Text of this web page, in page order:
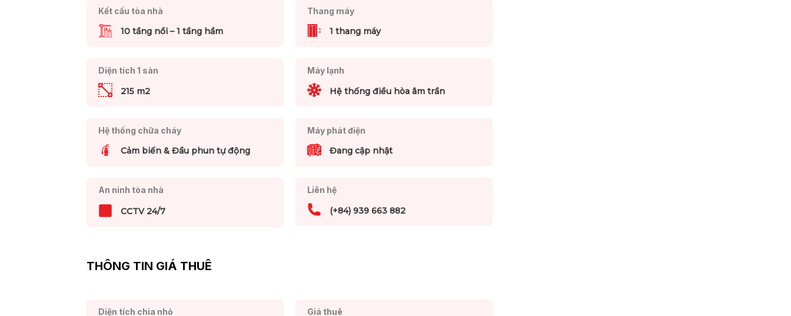
Kết cấu tòa nhà
10 tầng nổi – 1 tầng hầm
Thang máy
1 thang máy
Diện tích 1 sàn
215 m2
Máy lạnh
Hệ thống điều hòa âm trần
Hệ thống chữa cháy
Cảm biến & Đầu phun tự động
Máy phát điện
Đang cập nhật
An ninh tòa nhà
CCTV 24/7
Liên hệ
(+84) 939 663 882
THÔNG TIN GIÁ THUÊ
Diện tích chia nhỏ Giá thuê